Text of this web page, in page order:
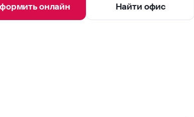
онлайн Найти офис